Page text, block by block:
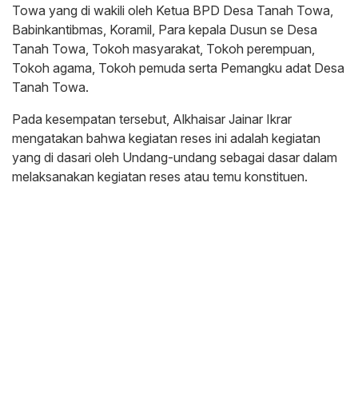
Towa yang di wakili oleh Ketua BPD Desa Tanah Towa,
Babinkantibmas, Koramil, Para kepala Dusun se Desa
Tanah Towa, Tokoh masyarakat, Tokoh perempuan,
Tokoh agama, Tokoh pemuda serta Pemangku adat Desa
Tanah Towa.
Pada kesempatan tersebut, Alkhaisar Jainar Ikrar
mengatakan bahwa kegiatan reses ini adalah kegiatan
yang di dasari oleh Undang-undang sebagai dasar dalam
melaksanakan kegiatan reses atau temu konstituen.